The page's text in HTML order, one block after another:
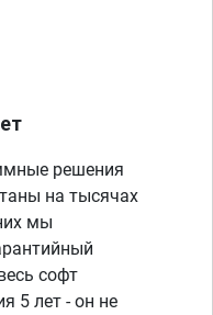
решения
на тысячах
мы
софт
5 лет - он не